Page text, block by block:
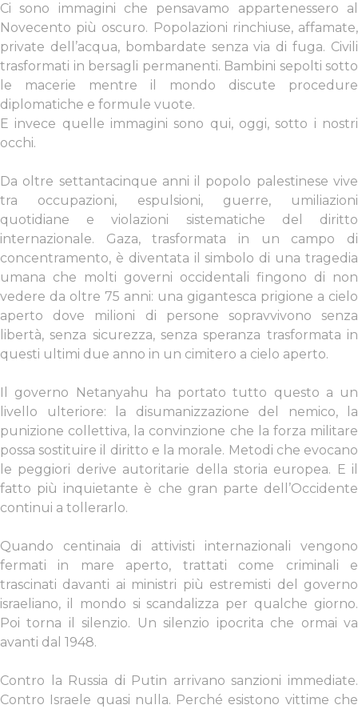
Ci sono immagini che pensavamo appartenessero al
Novecento più oscuro. Popolazioni rinchiuse, affamate,
private dell’acqua, bombardate senza via di fuga. Civili
trasformati in bersagli permanenti. Bambini sepolti sotto
le macerie mentre il mondo discute procedure
diplomatiche e formule vuote.
E invece quelle immagini sono qui, oggi, sotto i nostri
occhi.
Da oltre settantacinque anni il popolo palestinese vive
tra occupazioni, espulsioni, guerre, umiliazioni
quotidiane e violazioni sistematiche del diritto
internazionale. Gaza, trasformata in un campo di
concentramento, è diventata il simbolo di una tragedia
umana che molti governi occidentali fingono di non
vedere da oltre 75 anni: una gigantesca prigione a cielo
aperto dove milioni di persone sopravvivono senza
libertà, senza sicurezza, senza speranza trasformata in
questi ultimi due anno in un cimitero a cielo aperto.
Il governo Netanyahu ha portato tutto questo a un
livello ulteriore: la disumanizzazione del nemico, la
punizione collettiva, la convinzione che la forza militare
possa sostituire il diritto e la morale. Metodi che evocano
le peggiori derive autoritarie della storia europea. E il
fatto più inquietante è che gran parte dell’Occidente
continui a tollerarlo.
Quando centinaia di attivisti internazionali vengono
fermati in mare aperto, trattati come criminali e
trascinati davanti ai ministri più estremisti del governo
israeliano, il mondo si scandalizza per qualche giorno.
Poi torna il silenzio. Un silenzio ipocrita che ormai va
avanti dal 1948.
Contro la Russia di Putin arrivano sanzioni immediate.
Contro Israele quasi nulla. Perché esistono vittime che